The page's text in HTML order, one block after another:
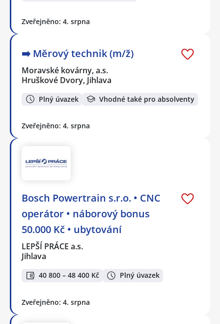
Zveřejněno: 4. srpna
➡️​ Měrový technik (m/ž)
Moravské kovárny, a.s.
Hruškové Dvory, Jihlava
Plný úvazek Vhodné také pro absolventy
Zveřejněno: 4. srpna
Bosch Powertrain s.r.o. • CNC
operátor • náborový bonus
50.000 Kč • ubytování
LEPŠÍ PRÁCE a.s.
Jihlava
40 800 – 48 400 Kč Plný úvazek
Zveřejněno: 4. srpna